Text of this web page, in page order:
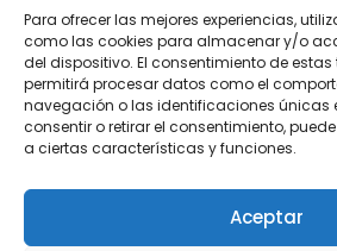
Para ofrecer las mejores experiencias,
como las cookies para almacenar y/o
del dispositivo. El consentimiento de
permitirá procesar datos como el
navegación o las identificaciones únicas
consentir o retirar el consentimiento,
a ciertas características y funciones.
Aceptar
Avenida Galileo Galilei, 12
15.008 · A Coruña · España
Teléfono:881.069.303
WhatsApp:616.897.466